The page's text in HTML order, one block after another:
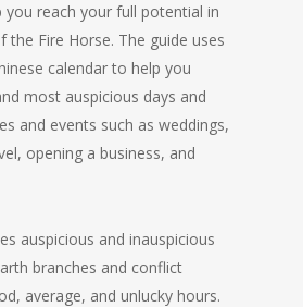
you reach your full potential in
the Fire Horse. The guide uses
calendar to help you
most auspicious days and
and events such as weddings,
opening a business, and
auspicious and inauspicious
branches and conflict
average, and unlucky hours.